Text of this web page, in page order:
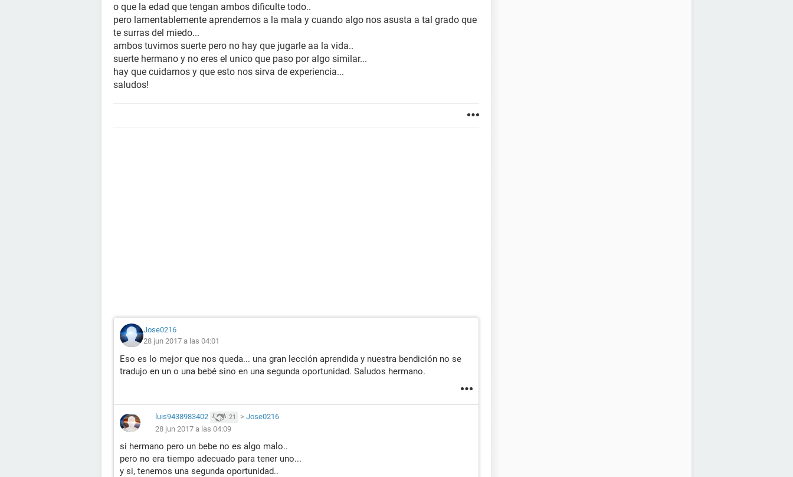
o que la edad que tengan ambos dificulte todo..
pero lamentablemente aprendemos a la mala y cuando algo nos asusta a tal grado que
te surras del miedo...
ambos tuvimos suerte pero no hay que jugarle aa la vida..
suerte hermano y no eres el unico que paso por algo similar...
hay que cuidarnos y que esto nos sirva de experiencia...
saludos!
Jose0216
28 jun 2017 a las 04:01
Eso es lo mejor que nos queda... una gran lección aprendida y nuestra bendición no se
tradujo en un o una bebé sino en una segunda oportunidad. Saludos hermano.
luis9438983402 21 > Jose0216
28 jun 2017 a las 04:09
si hermano pero un bebe no es algo malo..
pero no era tiempo adecuado para tener uno...
y si, tenemos una segunda oportunidad..